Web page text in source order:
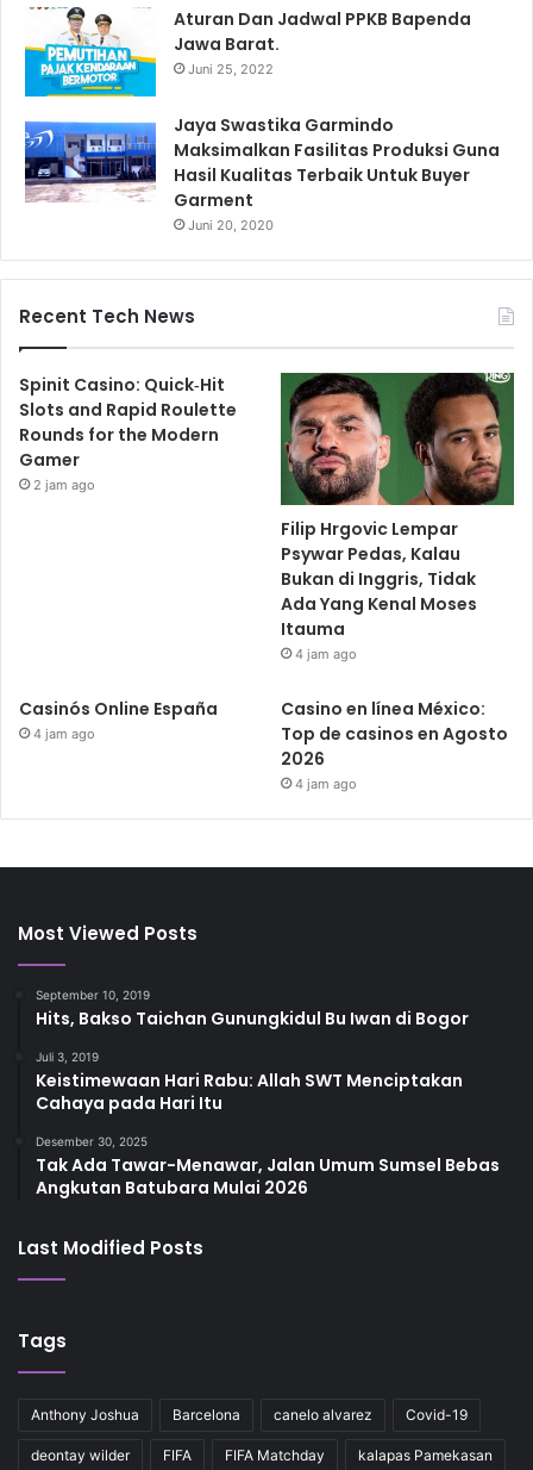
Aturan Dan Jadwal PPKB Bapenda
Jawa Barat.
Juni 25, 2022
Jaya Swastika Garmindo
Maksimalkan Fasilitas Produksi Guna
Hasil Kualitas Terbaik Untuk Buyer
Garment
Juni 20, 2020
Recent Tech News
Spinit Casino: Quick‑Hit
Slots and Rapid Roulette
Rounds for the Modern
Gamer
2 jam ago
Filip Hrgovic Lempar
Psywar Pedas, Kalau
Bukan di Inggris, Tidak
Ada Yang Kenal Moses
Itauma
4 jam ago
Casinós Online España
4 jam ago
Casino en línea México:
Top de casinos en Agosto
2026
4 jam ago
Most Viewed Posts
September 10, 2019
Hits, Bakso Taichan Gunungkidul Bu Iwan di Bogor
Juli 3, 2019
Keistimewaan Hari Rabu: Allah SWT Menciptakan
Cahaya pada Hari Itu
Desember 30, 2025
Tak Ada Tawar-Menawar, Jalan Umum Sumsel Bebas
Angkutan Batubara Mulai 2026
Last Modified Posts
Tags
Anthony Joshua Barcelona canelo alvarez Covid-19
deontay wilder FIFA FIFA Matchday kalapas Pamekasan